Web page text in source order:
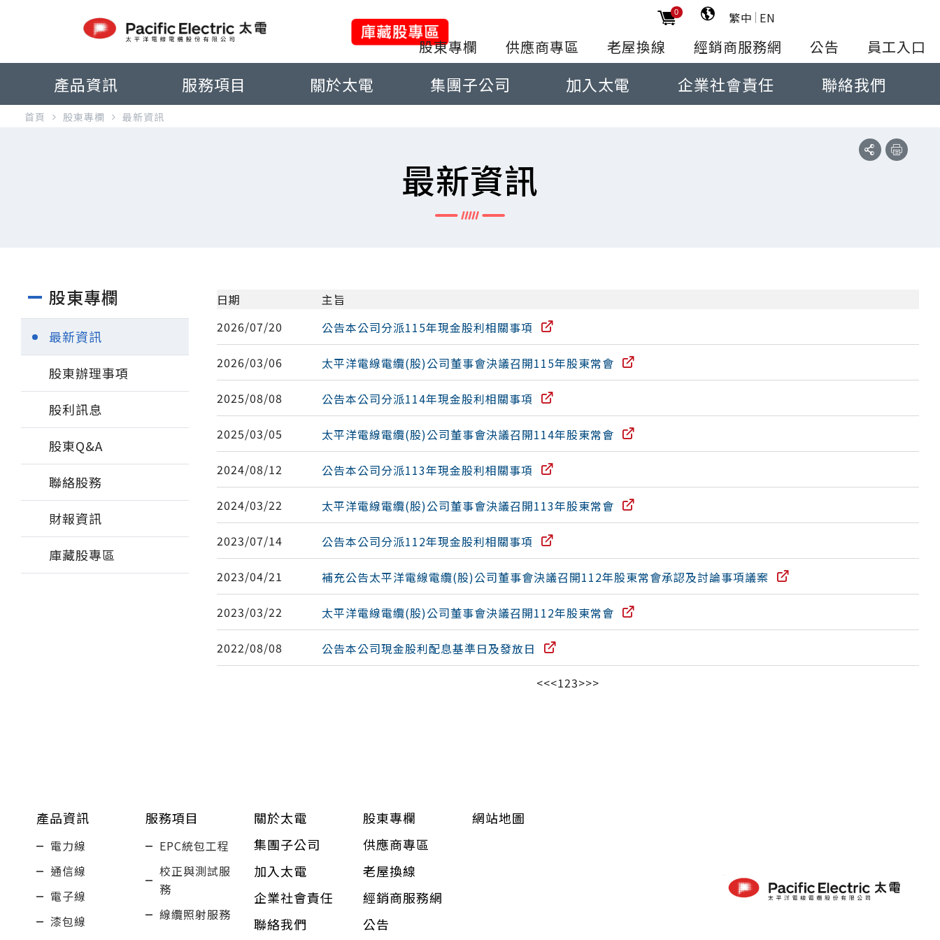
0 繁中 EN
股東專欄 供應商專區 老屋換線 經銷商服務網 公告 員工入口
產品資訊 服務項目 關於太電 集團子公司 加入太電 企業社會責任 聯絡我們
首頁 股東專欄 最新資訊
最新資訊
股東專欄
最新資訊
股東辦理事項
股利訊息
股東Q&A
聯絡股務
財報資訊
庫藏股專區
日期
主旨
2026/07/20
公告本公司分派115年現金股利相關事項
2026/03/06 太平洋電線電纜(股)公司董事會決議召開115年股東常會
2025/08/08 公告本公司分派114年現金股利相關事項
2025/03/05 太平洋電線電纜(股)公司董事會決議召開114年股東常會
2024/08/12 公告本公司分派113年現金股利相關事項
2024/03/22 太平洋電線電纜(股)公司董事會決議召開113年股東常會
2023/07/14 公告本公司分派112年現金股利相關事項
2023/04/21 補充公告太平洋電線電纜(股)公司董事會決議召開112年股東常會承認及討論事項議案
2023/03/22 太平洋電線電纜(股)公司董事會決議召開112年股東常會
2022/08/08 公告本公司現金股利配息基準日及發放日
<<<123>>>
產品資訊
電力線
通信線
電子線
漆包線
服務項目
EPC統包工程
校正與測試服
務
線纜照射服務
關於太電
集團子公司
加入太電
企業社會責任
聯絡我們
股東專欄
供應商專區
老屋換線
經銷商服務網
公告
網站地圖